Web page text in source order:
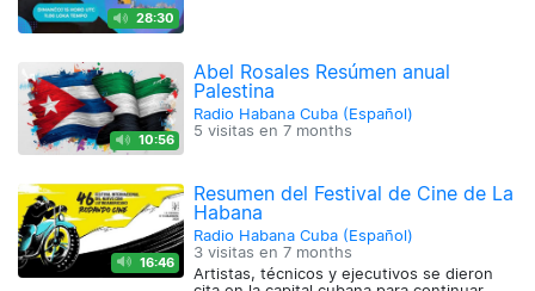
28:30
10:56
Abel Rosales Resúmen anual
Palestina
Radio Habana Cuba (Español)
5 visitas en7 months
16:46
Resumen del Festival de Cine de La
Habana
Radio Habana Cuba (Español)
3 visitas en7 months
Artistas, técnicos y ejecutivos se dieron